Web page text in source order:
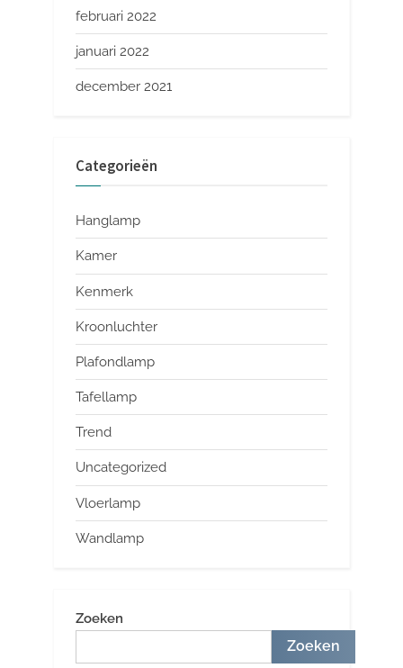
februari 2022
januari 2022
december 2021
Categorieën
Hanglamp
Kamer
Kenmerk
Kroonluchter
Plafondlamp
Tafellamp
Trend
Uncategorized
Vloerlamp
Wandlamp
Zoeken
Zoeken